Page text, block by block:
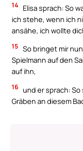
14 Elisa sprach: So
ich stehe, wenn ich
ansähe, ich wollte
15 So bringet mir
Spielmann auf den
auf ihn,
16 und er sprach: So
Gräben an diesem